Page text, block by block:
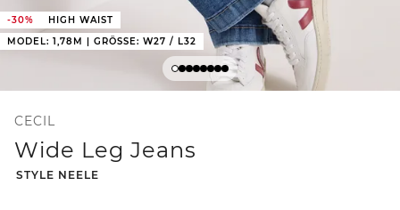
-30%
HIGH WAIST
MODEL: 1,78M | GRÖSSE: W27 / L32
CECIL
Wide Leg Jeans
-
STYLE NEELE